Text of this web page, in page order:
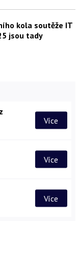
kola soutěže IT
jsou tady
Více
Více
Více